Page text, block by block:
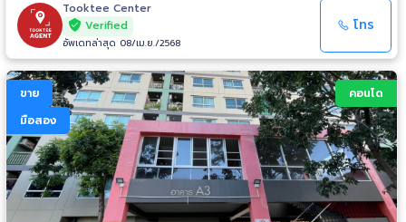
Tooktee Center
Verified
อัพเดทล่าสุด 08/เม.ย./2568
โทร
ขาย
มือสอง
คอนโด